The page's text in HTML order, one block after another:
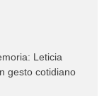
Leticia
gesto cotidiano